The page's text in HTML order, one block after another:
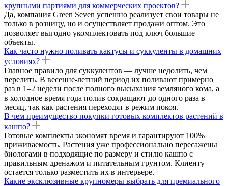
крупными партиями для коммерческих проектов?
Да, компания Green Seven успешно реализует свои товары не
только в розницу, но и осуществляет продажи оптом. Это
позволяет выгодно укомплектовать под ключ большие
объекты.
Как часто нужно поливать кактусы и суккуленты в домашних
условиях?
Главное правило для суккулентов — лучше недолить, чем
перелить. В весенне-летний период их поливают примерно
раз в 1–2 недели после полного высыхания земляного кома, а
в холодное время года полив сокращают до одного раза в
месяц, так как растения переходят в режим покоя.
В чем преимущество покупки готовых комплектов растений в
кашпо?
Готовые комплекты экономят время и гарантируют 100%
приживаемость. Растения уже профессионально пересажены
биологами в подходящие по размеру и стилю кашпо с
правильным дренажом и питательным грунтом. Клиенту
остается только разместить их в интерьере.
Какие эксклюзивные крупномеры выбрать для премиального